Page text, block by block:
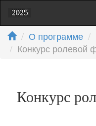
О программе
Конкурс ролевой
Конкурс